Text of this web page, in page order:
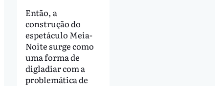
Então, a
construção do
espetáculo Meia-
Noite surge como
uma forma de
digladiar com a
problemática de